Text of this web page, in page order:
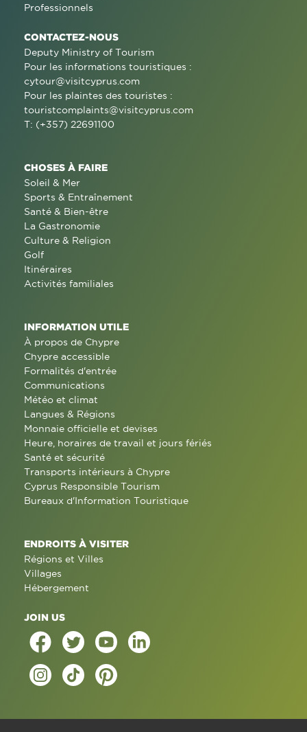
Professionnels
CONTACTEZ-NOUS
Deputy Ministry of Tourism
Pour les informations touristiques :
cytour@visitcyprus.com
Pour les plaintes des touristes :
touristcomplaints@visitcyprus.com
T: (+357) 22691100
CHOSES À FAIRE
Soleil & Mer
Sports & Entraînement
Santé & Bien-être
La Gastronomie
Culture & Religion
Golf
Itinéraires
Activités familiales
INFORMATION UTILE
À propos de Chypre
Chypre accessible
Formalités d'entrée
Communications
Météo et climat
Langues & Régions
Monnaie officielle et devises
Heure, horaires de travail et jours fériés
Santé et sécurité
Transports intérieurs à Chypre
Cyprus Responsible Tourism
Bureaux d'Information Touristique
ENDROITS À VISITER
Régions et Villes
Villages
Hébergement
JOIN US